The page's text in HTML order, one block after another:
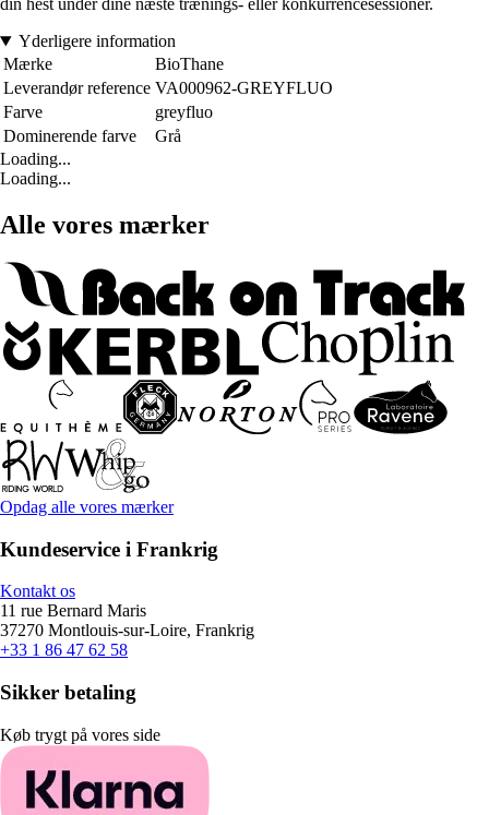
din hest under dine næste trænings- eller konkurrencesessioner.
Yderligere information
Mærke
BioThane
Leverandør reference VA000962-GREYFLUO
Farve
greyfluo
Dominerende farve
Grå
Loading...
Loading...
Alle vores mærker
Opdag alle vores mærker
Kundeservice i Frankrig
Kontakt os
11 rue Bernard Maris
37270 Montlouis-sur-Loire, Frankrig
+33 1 86 47 62 58
Sikker betaling
Køb trygt på vores side